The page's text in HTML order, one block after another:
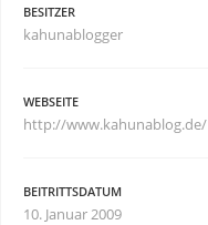
BESITZER
kahunablogger
WEBSEITE
http://www.kahunablog.de/
BEITRITTSDATUM
10. Januar 2009